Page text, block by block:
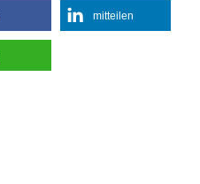
mitteilen